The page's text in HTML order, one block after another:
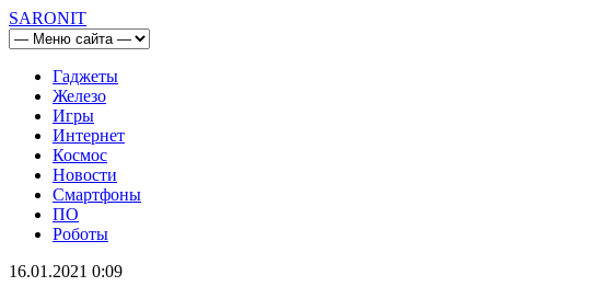
SARONIT
Гаджеты
Железо
Игры
Интернет
Космос
Новости
Смартфоны
ПО
Роботы
16.01.2021 0:09